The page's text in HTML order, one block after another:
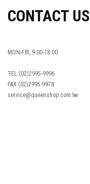
CONTACT US
MON-FRI, 9:00-18:00
TEL:(02)2995-9996
FAX:(02)2995-9978
service@queenshop.com.tw